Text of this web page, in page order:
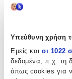
Υπεύθυνη χρήση
Εμείς και οι 1022
δεδομένα, π.χ. τη
όπως cookies για
Ποιότητα:
Συνθετικό
Κατασκευή :
Μηχανής